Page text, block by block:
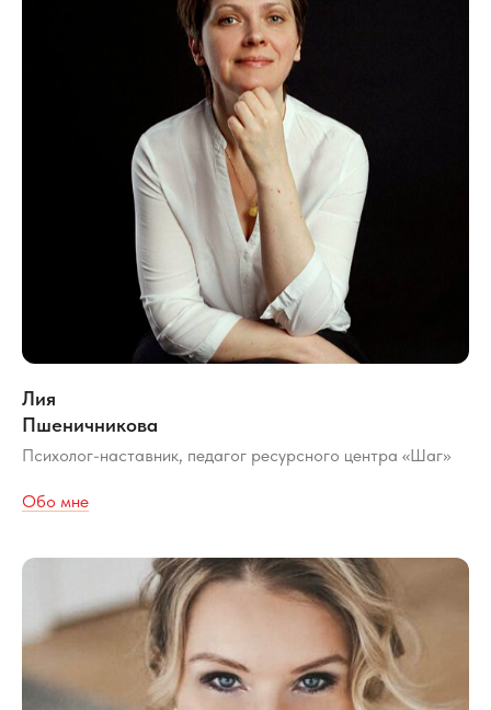
Лия
Пшеничникова
Психолог-наставник, педагог ресурсного центра «Шаг»
Обо мне